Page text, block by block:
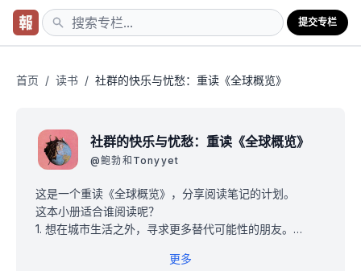
提交专栏
首页 / 读书 / 社群的快乐与忧愁：重读《全球概览》
社群的快乐与忧愁：重读《全球概览》
@鲍勃和Tonyyet
这是一个重读《全球概览》，分享阅读笔记的计划。
这本小册适合谁阅读呢？
1. 想在城市生活之外，寻求更多替代可能性的朋友。
更多